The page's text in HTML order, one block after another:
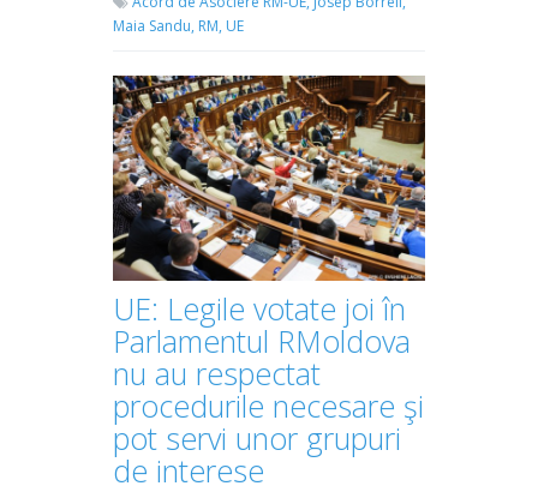
Maia Sandu, RM, UE
UE: Legile votate joi în
Parlamentul RMoldova
nu au respectat
procedurile necesare şi
pot servi unor grupuri
de interese